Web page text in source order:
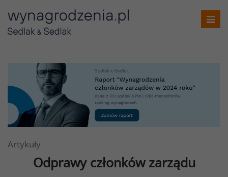
Artykuły
Odprawy członków zarządu